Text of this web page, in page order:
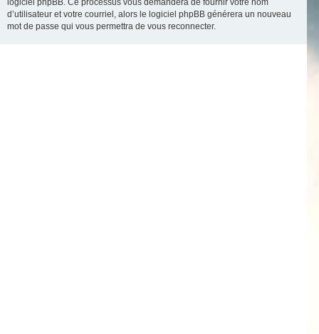
logiciel phpBB. Ce processus vous demandera de fournir votre nom
d’utilisateur et votre courriel, alors le logiciel phpBB générera un nouveau
mot de passe qui vous permettra de vous reconnecter.